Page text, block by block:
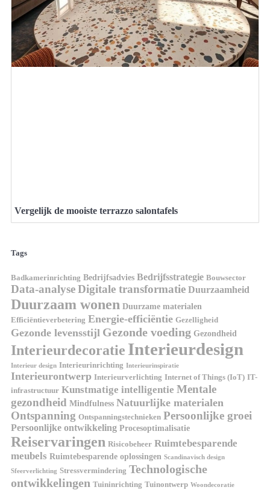
Vergelijk de mooiste terrazzo salontafels
Tags
Badkamerinrichting Bedrijfsadvies Bedrijfsstrategie Bouwsector
Data-analyseDigitale transformatie Duurzaamheid
Duurzaam wonen Duurzame materialen
Efficiëntieverbetering Energie-efficiëntie Gezelligheid
Gezonde levensstijl Gezonde voeding Gezondheid
Interieurdecoratie Interieurdesign
Interieur design Interieurinrichting Interieurinspiratie
Interieurontwerp Interieurverlichting Internet of Things (IoT) IT-
infrastructuur Kunstmatige intelligentie Mentale
gezondheid Mindfulness Natuurlijke materialen
Ontspanning Ontspanningstechnieken Persoonlijke groei
Persoonlijke ontwikkeling Procesoptimalisatie
Reiservaringen Risicobeheer Ruimtebesparende
meubels Ruimtebesparende oplossingen Scandinavisch design
Sfeerverlichting Stressvermindering Technologische
ontwikkelingen Tuininrichting Tuinontwerp Woondecoratie